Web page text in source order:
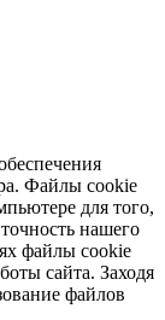
Файлы cookie
для того,
нашего
файлы cookie
сайта. Заходя
файлов